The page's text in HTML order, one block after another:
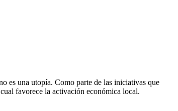
es una utopía. Como parte de las iniciativas que
favorece la activación económica local.